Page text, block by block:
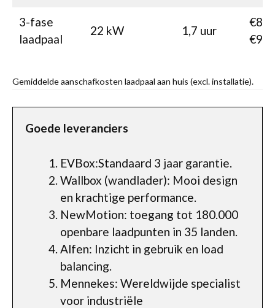
3-fase
laadpaal
22 kW 1,7 uur
Gemiddelde aanschafkosten laadpaal aan huis (excl. installatie).
Goede leveranciers
EVBox:Standaard 3 jaar garantie.
Wallbox (wandlader): Mooi design
en krachtige performance.
NewMotion: toegang tot 180.000
openbare laadpunten in 35 landen.
Alfen: Inzicht in gebruik en load
balancing.
Mennekes: Wereldwijde specialist
voor industriële